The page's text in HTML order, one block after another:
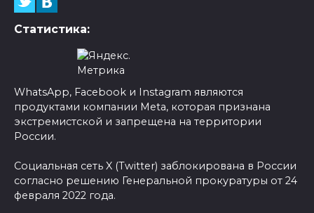
Статистика:
WhatsApp, Facebook и Instagram являются
продуктами компании Meta, которая признана
экстремистской и запрещена на территории
России.
Социальная сеть X (Twitter) заблокирована в России
согласно решению Генеральной прокуратуры от 24
февраля 2022 года.